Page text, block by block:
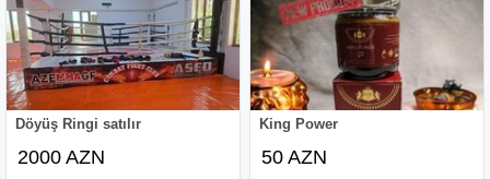
Döyüş Ringi satılır
2000 AZN
King Power
50 AZN